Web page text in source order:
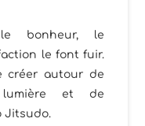
bonheur, le
le font fuir.
créer autour de
et de
Jitsudo.